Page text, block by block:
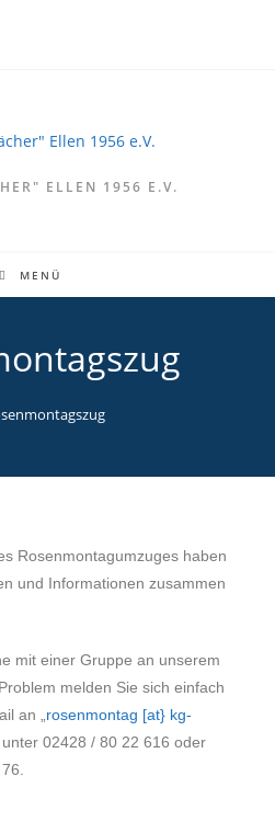
ELLEN 1956 E.V.
MENÜ
Rosenmontagumzuges haben
und Informationen zusammen
mit einer Gruppe an unserem
melden Sie sich einfach
an „ rosenmontag [at} kg-
unter 02428 / 80 22 616 oder